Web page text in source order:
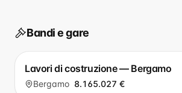
Bandi e gare
Lavori di costruzione — Bergamo
Bergamo 8.165.027 €